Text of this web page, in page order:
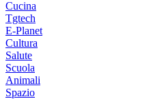
Cucina
Tgtech
E-Planet
Cultura
Salute
Scuola
Animali
Spazio